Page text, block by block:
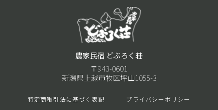
農家民宿 どぶろく荘
〒943-0601
新潟県上越市牧区坪山1055-3
特定商取引法に基づく表記 プライバシーポリシー